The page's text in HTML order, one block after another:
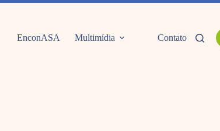
EnconASA Multimídia Contato